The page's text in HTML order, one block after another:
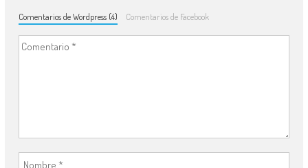
Comentarios de Wordpress (4) Comentarios de Facebook